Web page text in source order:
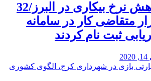
کاهش نرخ بیکاری در البرز/32
متقاضی کار در سامانه
ثبت نام کردند